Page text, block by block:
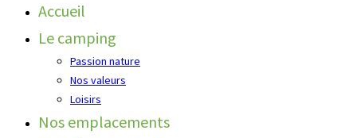
Accueil
Le camping
Passion nature
Nos valeurs
Loisirs
Nos emplacements